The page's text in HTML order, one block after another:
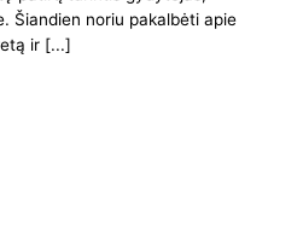
Šiandien noriu pakalbėti apie
ir [...]